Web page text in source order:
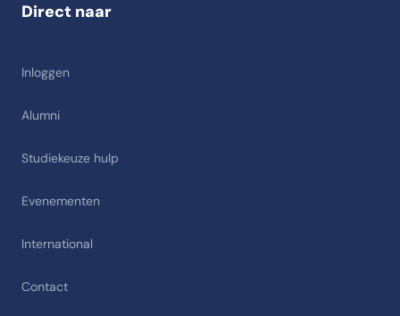
Direct naar
Inloggen
Alumni
Studiekeuze hulp
Evenementen
International
Contact